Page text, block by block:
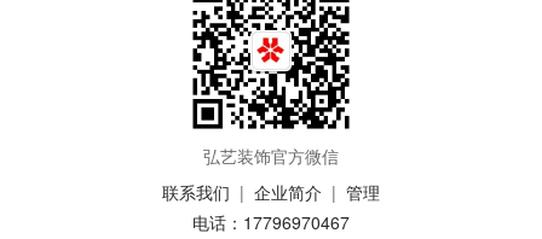
弘艺装饰官方微信
联系我们 | 企业简介 | 管理
电话：17796970467